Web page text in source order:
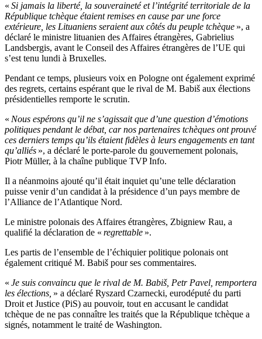
« Si jamais la liberté, la souveraineté et l’intégrité territoriale de la
République tchèque étaient remises en cause par une force
extérieure, les Lituaniens seraient aux côtés du peuple tchèque », a
déclaré le ministre lituanien des Affaires étrangères, Gabrielius
Landsbergis, avant le Conseil des Affaires étrangères de l’UE qui
s’est tenu lundi à Bruxelles.
Pendant ce temps, plusieurs voix en Pologne ont également exprimé
des regrets, certains espérant que le rival de M. Babiš aux élections
présidentielles remporte le scrutin.
« Nous espérons qu’il ne s’agissait que d’une question d’émotions
politiques pendant le débat, car nos partenaires tchèques ont prouvé
ces derniers temps qu’ils étaient fidèles à leurs engagements en tant
qu’alliés », a déclaré le porte-parole du gouvernement polonais,
Piotr Müller, à la chaîne publique TVP Info.
Il a néanmoins ajouté qu’il était inquiet qu’une telle déclaration
puisse venir d’un candidat à la présidence d’un pays membre de
l’Alliance de l’Atlantique Nord.
Le ministre polonais des Affaires étrangères, Zbigniew Rau, a
qualifié la déclaration de « regrettable ».
Les partis de l’ensemble de l’échiquier politique polonais ont
également critiqué M. Babiš pour ses commentaires.
« Je suis convaincu que le rival de M. Babiš, Petr Pavel, remportera
les élections, » a déclaré Ryszard Czarnecki, eurodéputé du parti
Droit et Justice (PiS) au pouvoir, tout en accusant le candidat
tchèque de ne pas connaître les traités que la République tchèque a
signés, notamment le traité de Washington.